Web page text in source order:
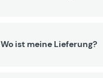
Wo ist meine Lieferung?